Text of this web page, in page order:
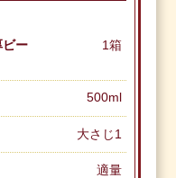
ー
1箱
500ml
大さじ1
適量